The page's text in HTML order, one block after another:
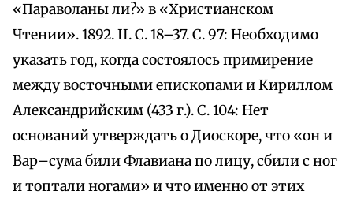
«Параволаны ли?» в «Христианском
Чтении». 1892. II. С. 18–37. С. 97: Необходимо
указать год, когда состоялось примирение
между восточными епископами и Кириллом
Александрийским (433 г.). С. 104: Нет
оснований утверждать о Диоскоре, что «он и
Вар–сума били Флавиана по лицу, сбили с ног
и топтали ногами» и что именно от этих